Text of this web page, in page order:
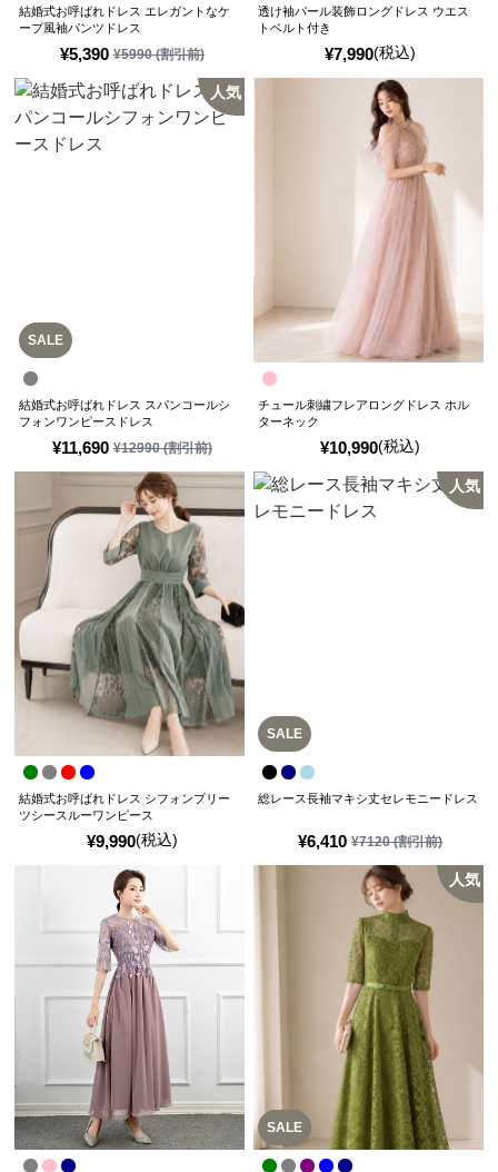
¥5,390 ¥5990(割引前)
結婚式お呼ばれドレス エレガントなケ
ープ風袖パンツドレス
¥7,990(税込)
透け袖パール装飾ロングドレス ウエス
トベルト付き
SALE
人気
¥11,690 ¥12990(割引前)
結婚式お呼ばれドレス スパンコールシ
フォンワンピースドレス
¥10,990(税込)
チュール刺繍フレアロングドレス ホル
ターネック
¥9,990(税込)
結婚式お呼ばれドレス シフォンプリー
ツシースルーワンピース
SALE
人気
¥6,410 ¥7120(割引前)
総レース長袖マキシ丈セレモニードレス
SALE
人気